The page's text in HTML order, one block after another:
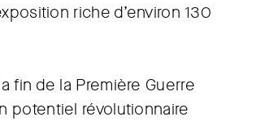
riche d’environ 130
fin de la Première Guerre
potentiel révolutionnaire